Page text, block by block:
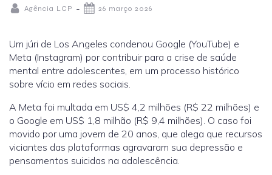
Agência LCP - 26 março 2026
Um júri de Los Angeles condenou Google (YouTube) e
Meta (Instagram) por contribuir para a crise de saúde
mental entre adolescentes, em um processo histórico
sobre vício em redes sociais.
A Meta foi multada em US$ 4,2 milhões (R$ 22 milhões) e
o Google em US$ 1,8 milhão (R$ 9,4 milhões). O caso foi
movido por uma jovem de 20 anos, que alega que recursos
viciantes das plataformas agravaram sua depressão e
pensamentos suicidas na adolescência.